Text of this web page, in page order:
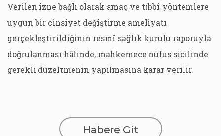
Verilen izne bağlı olarak amaç ve tıbbî yöntemlere
uygun bir cinsiyet değiştirme ameliyatı
gerçekleştirildiğinin resmî sağlık kurulu raporuyla
doğrulanması hâlinde, mahkemece nüfus sicilinde
gerekli düzeltmenin yapılmasına karar verilir.
Habere Git